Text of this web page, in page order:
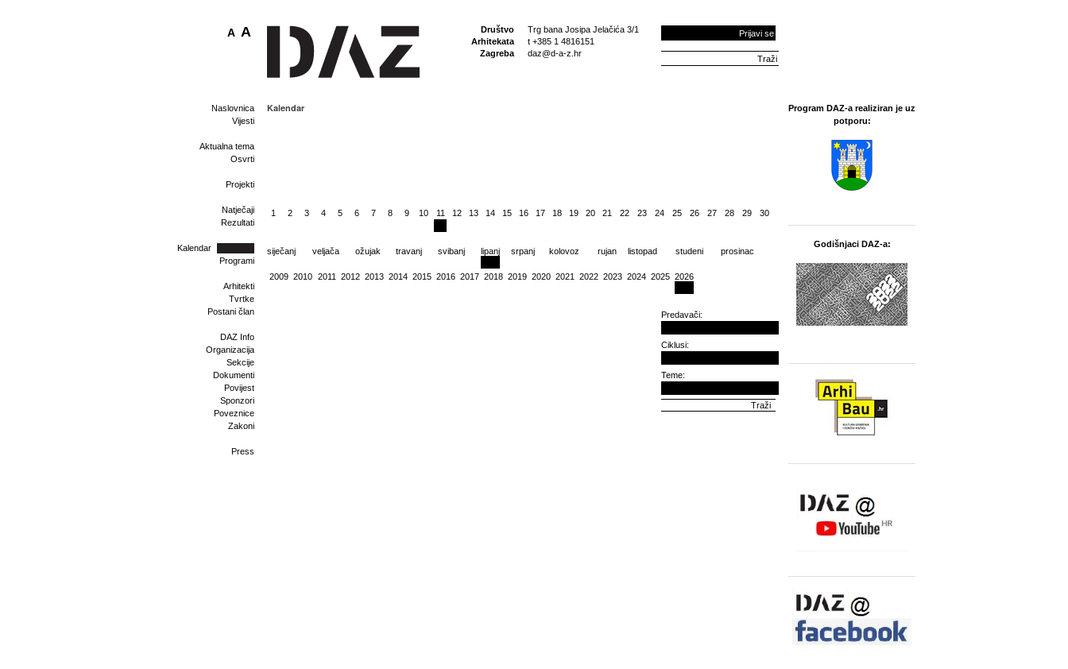
Društvo
Arhitekata
Zagreba
Trg bana Josipa Jelačića 3/1
t +385 1 4816151
daz@d-a-z.hr
Prijavi se
A A
Naslovnica
Vijesti
Aktualna tema
Osvrti
Projekti
Natječaji
Rezultati
Kalendar
Programi
Arhitekti
Tvrtke
Postani član
DAZ Info
Organizacija
Sekcije
Dokumenti
Povijest
Sponzori
Poveznice
Zakoni
Press
Kalendar
1 2 3 4 5 6 7 8 9 10 11 12 13 14 15 16 17 18 19 20 21 22 23 24 25 26 27 28 29 30
siječanj veljača ožujak travanj svibanj lipanj srpanj kolovoz rujan listopad studeni prosinac
2009 2010 2011 2012 2013 2014 2015 2016 2017 2018 2019 2020 2021 2022 2023 2024 2025 2026
Predavači:
Ciklusi:
Teme:
Program DAZ-a realiziran je uz
potporu:
Godišnjaci DAZ-a: